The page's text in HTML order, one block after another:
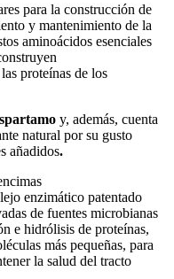
para la construcción de
y mantenimiento de la
aminoácidos esenciales
proteínas de los
y, además, cuenta
natural por su gusto
añadidos.
enzimático patentado
de fuentes microbianas
e hidrólisis de proteínas,
más pequeñas, para
la salud del tracto